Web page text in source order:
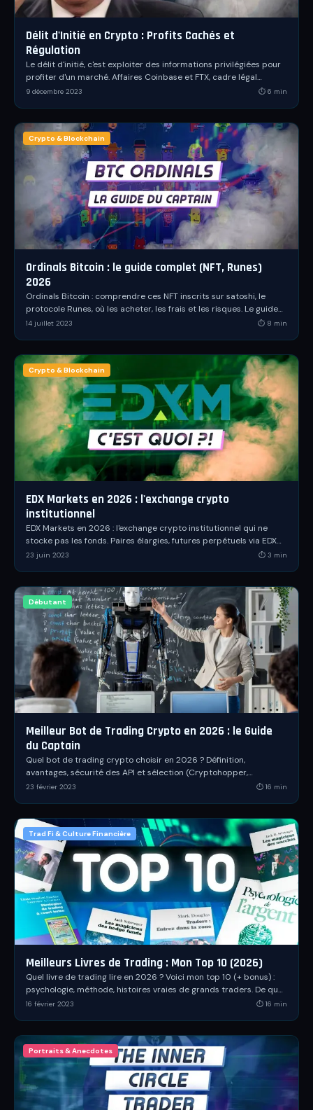
Délit d'Initié en Crypto : Profits Cachés et
Régulation
Le délit d'initié, c'est exploiter des informations privilégiées pour
profiter d'un marché. Affaires Coinbase et FTX, cadre légal
français, AMF et nouveau règlement MiCA : tout comprendre.
9 décembre 2023 ⏱ 6 min
Crypto & Blockchain
Ordinals Bitcoin : le guide complet (NFT, Runes)
2026
Ordinals Bitcoin : comprendre ces NFT inscrits sur satoshi, le
protocole Runes, où les acheter, les frais et les risques. Le guide
actualisé du Captain.
14 juillet 2023 ⏱ 8 min
Crypto & Blockchain
EDX Markets en 2026 : l'exchange crypto
institutionnel
EDX Markets en 2026 : l'exchange crypto institutionnel qui ne
stocke pas les fonds. Paires élargies, futures perpétuels via EDX
International, FlowConnect et contexte SEC.
23 juin 2023 ⏱ 3 min
Débutant
Meilleur Bot de Trading Crypto en 2026 : le Guide
du Captain
Quel bot de trading crypto choisir en 2026 ? Définition,
avantages, sécurité des API et sélection (Cryptohopper,
3Commas, Gunbot, Kryll Reboot).
23 février 2023 ⏱ 16 min
Trad Fi & Culture Financière
Meilleurs Livres de Trading : Mon Top 10 (2026)
Quel livre de trading lire en 2026 ? Voici mon top 10 (+ bonus) :
psychologie, méthode, histoires vraies de grands traders. De quoi
débuter ou progresser.
16 février 2023 ⏱ 16 min
Portraits & Anecdotes